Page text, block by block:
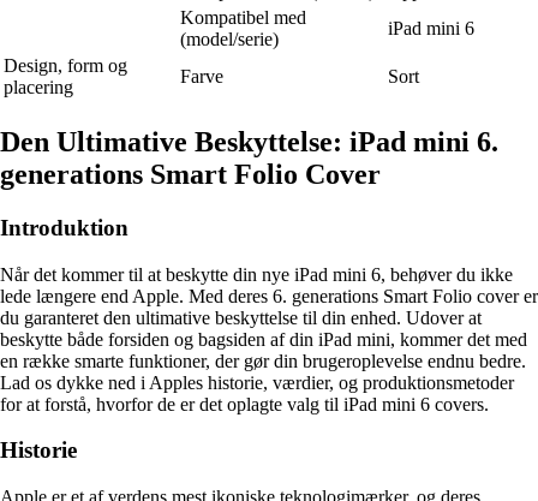
Kompatibel med
(model/serie)
iPad mini 6
Design, form og
placering
Farve Sort
Den Ultimative Beskyttelse: iPad mini 6.
generations Smart Folio Cover
Introduktion
Når det kommer til at beskytte din nye iPad mini 6, behøver du ikke
lede længere end Apple. Med deres 6. generations Smart Folio cover er
du garanteret den ultimative beskyttelse til din enhed. Udover at
beskytte både forsiden og bagsiden af din iPad mini, kommer det med
en række smarte funktioner, der gør din brugeroplevelse endnu bedre.
Lad os dykke ned i Apples historie, værdier, og produktionsmetoder
for at forstå, hvorfor de er det oplagte valg til iPad mini 6 covers.
Historie
Apple er et af verdens mest ikoniske teknologimærker, og deres